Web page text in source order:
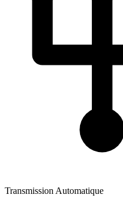
Transmission Automatique